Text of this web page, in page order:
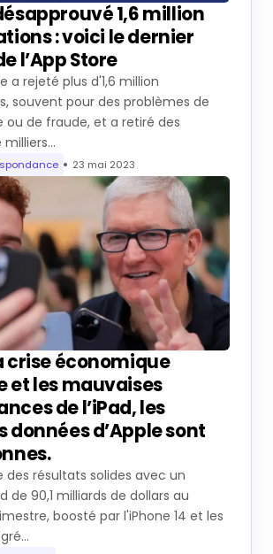
1,6 million
: voici le dernier
l’App Store
a rejeté plus d'1,6 million
souvent pour des problèmes de
de fraude, et a retiré des
23 mai 2023
crise économique
et les mauvaises
de l’iPad, les
données d’Apple sont
des résultats solides avec un
de 90,1 milliards de dollars au
boosté par l'iPhone 14 et les